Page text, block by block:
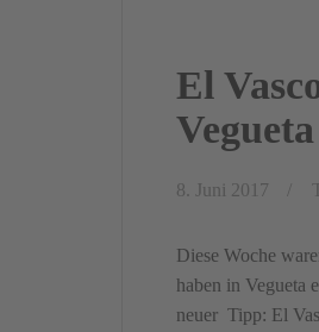
El
Vegueta
8. Juni 2017
Diese Woche
haben in Vegueta
neuer Tipp: El